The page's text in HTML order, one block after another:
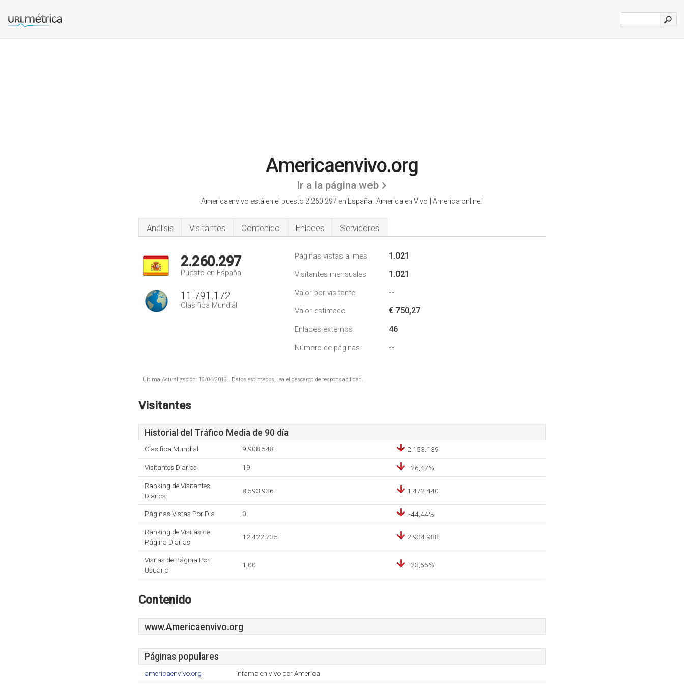
Americaenvivo.org
Ir a la página web
Americaenvivo está en el puesto 2.260.297 en España. 'America en Vivo | America online.'
Análisis Visitantes Contenido Enlaces Servidores
2.260.297
Puesto en España
11.791.172
Clasifica Mundial
Páginas vistas al mes 1.021
Visitantes mensuales 1.021
Valor por visitante --
Valor estimado € 750,27
Enlaces externos 46
Número de páginas --
Última Actualización: 19/04/2018 . Datos estimados, lea el descargo de responsabilidad.
Visitantes
Historial del Tráfico Media de 90 día
Clasifica Mundial 9.908.548 2.153.139
Visitantes Diarios 19 -26,47%
Ranking de Visitantes
Diarios
8.593.936 1.472.440
Páginas Vistas Por Dia 0 -44,44%
Ranking de Visitas de
Página Diarias
12.422.735 2.934.988
Visitas de Página Por
Usuario
1,00 -23,66%
Contenido
www.Americaenvivo.org
Páginas populares
americaenvivo.org Infama en vivo por America